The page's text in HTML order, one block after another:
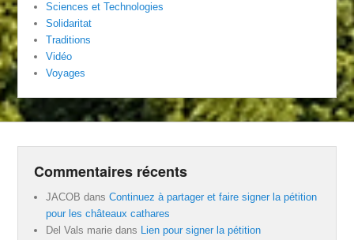
Sciences et Technologies
Solidaritat
Traditions
Vidéo
Voyages
Commentaires récents
JACOB dansContinuez à partager et faire signer la pétition
pour les châteaux cathares
Del Vals marie dans Lien pour signer la pétition